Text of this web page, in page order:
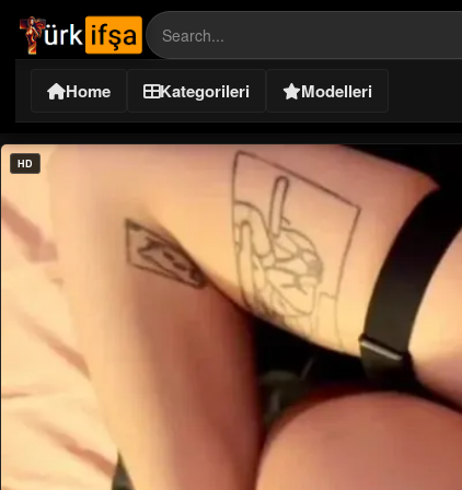
Home Kategorileri Modelleri
HD